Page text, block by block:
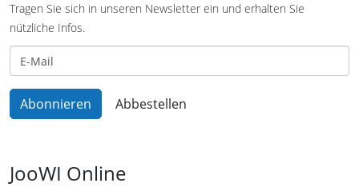
Tragen Sie sich in unseren Newsletter ein und erhalten Sie
nützliche Infos.
JooWI Online